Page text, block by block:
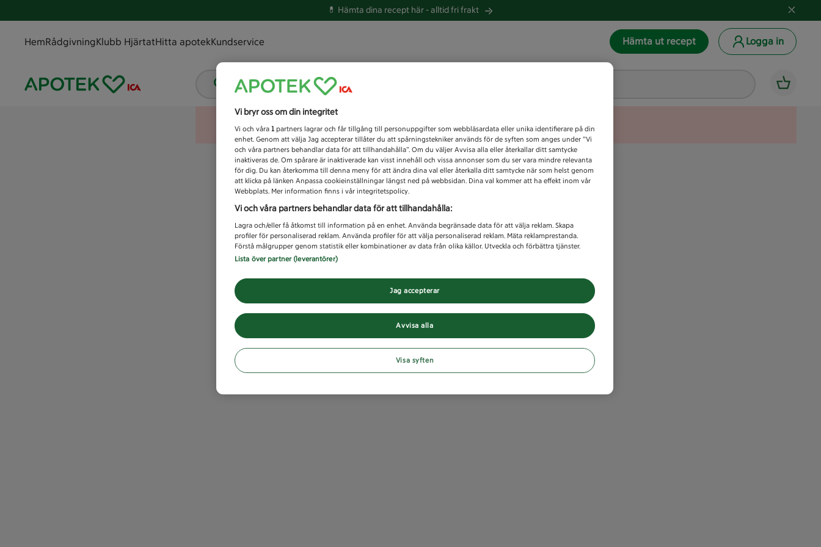
💊 Hämta dina recept här -alltid fri frakt
HemRådgivningKlubb HjärtatHitta apotekKundservice Hämta ut recept Logga in
Vad letar du efter idag?
Unknown error
Vi bryr oss om din integritet
Vi och våra 1 partners lagrar och får tillgång till personuppgifter som webbläsardata eller unika identifierare på din
enhet. Genom att välja Jag accepterar tillåter du att spårningstekniker används för de syften som anges under ”Vi
och våra partners behandlar data för att tillhandahålla”. Om du väljer Avvisa alla eller återkallar ditt samtycke
inaktiveras de. Om spårare är inaktiverade kan visst innehåll och vissa annonser som du ser vara mindre relevanta
för dig. Du kan återkomma till denna meny för att ändra dina val eller återkalla ditt samtycke när som helst genom
att klicka på länken Anpassa cookieinställningar längst ned på webbsidan. Dina val kommer att ha effekt inom vår
Webbplats. Mer information finns i vår integritetspolicy.
Vi och våra partners behandlar data för att tillhandahålla:
Lagra och/eller få åtkomst till information på en enhet. Använda begränsade data för att välja reklam. Skapa
profiler för personaliserad reklam. Använda profiler för att välja personaliserad reklam. Mäta reklamprestanda.
Förstå målgrupper genom statistik eller kombinationer av data från olika källor. Utveckla och förbättra tjänster.
Lista över partner (leverantörer)
Avvisa alla
Jag accepterar
Visa syften